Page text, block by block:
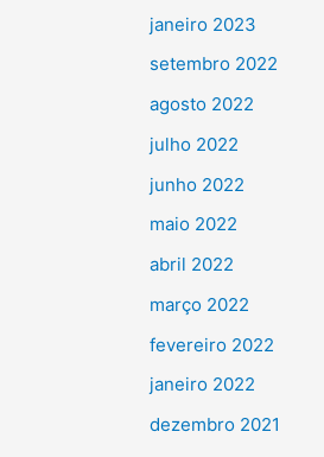
janeiro 2023
setembro 2022
agosto 2022
julho 2022
junho 2022
maio 2022
abril 2022
março 2022
fevereiro 2022
janeiro 2022
dezembro 2021